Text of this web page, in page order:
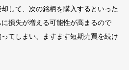
して、次の銘柄を購入するといった
損失が増える可能性が高まるので
てしまい、ますます短期売買を続け